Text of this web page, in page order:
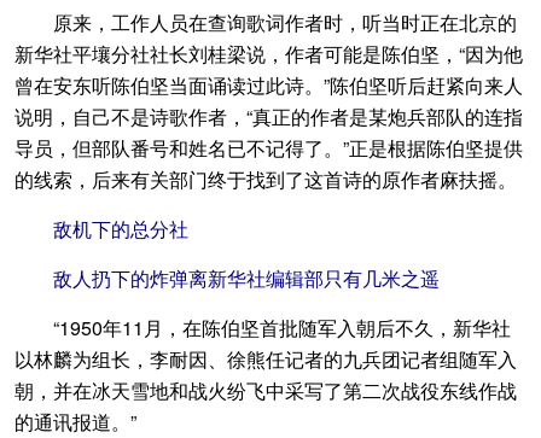
原来，工作人员在查询歌词作者时，听当时正在北京的
新华社平壤分社社长刘桂梁说，作者可能是陈伯坚，“因为他
曾在安东听陈伯坚当面诵读过此诗。”陈伯坚听后赶紧向来人
说明，自己不是诗歌作者，“真正的作者是某炮兵部队的连指
导员，但部队番号和姓名已不记得了。”正是根据陈伯坚提供
的线索，后来有关部门终于找到了这首诗的原作者麻扶摇。
敌机下的总分社
敌人扔下的炸弹离新华社编辑部只有几米之遥
“1950年11月，在陈伯坚首批随军入朝后不久，新华社
以林麟为组长，李耐因、徐熊任记者的九兵团记者组随军入
朝，并在冰天雪地和战火纷飞中采写了第二次战役东线作战
的通讯报道。”